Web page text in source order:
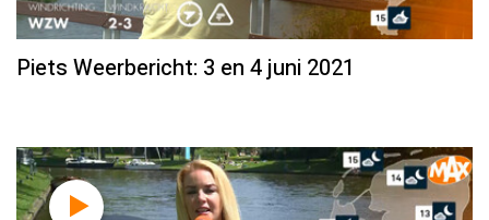
Piets Weerbericht: 3 en 4 juni 2021